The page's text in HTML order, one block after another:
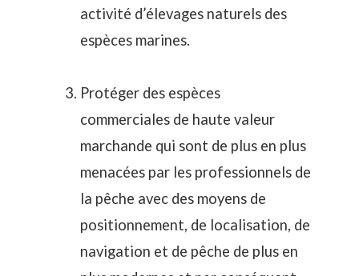
activité d’élevages naturels des
espèces marines.
Protéger des espèces
commerciales de haute valeur
marchande qui sont de plus en plus
menacées par les professionnels de
la pêche avec des moyens de
positionnement, de localisation, de
navigation et de pêche de plus en